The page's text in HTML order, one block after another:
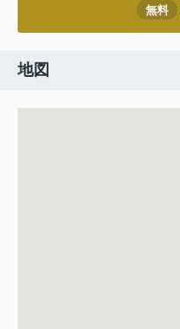
無料
地図